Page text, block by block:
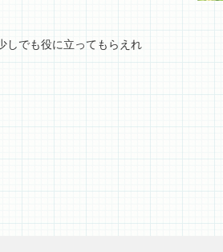
しでも役に立ってもらえれ